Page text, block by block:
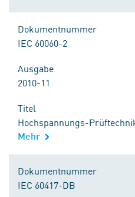
Dokumentnummer
IEC 60060-2
Ausgabe
2010-11
Titel
Hochspannungs-
Mehr
Dokumentnummer
IEC 60417-DB